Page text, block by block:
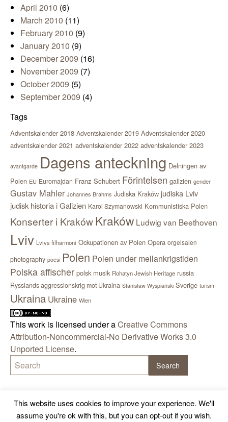
April 2010 (6)
March 2010 (11)
February 2010 (9)
January 2010 (9)
December 2009 (16)
November 2009 (7)
October 2009 (5)
September 2009 (4)
Tags
Adventskalender 2018 Adventskalender 2019 Adventskalender 2020
adventskalender 2021 adventskalender 2022 adventskalender 2023
avantgarde Dagens anteckning Delningen av
Polen EU Euromajdan Franz Schubert Förintelsen galizien gender
Gustav Mahler Johannes Brahms Judiska Kraków judiska Lviv
judisk historia i Galizien Karol Szymanowski Kommunistiska Polen
Konserter i KrakówKraków Ludwig van Beethoven
Lviv Lvivs filharmoni Ockupationen av Polen Opera orgelsalen
photography poesi Polen Polen under mellankrigstiden
Polska affischer polsk musik Rohatyn Jewish Heritage russia
Rysslands aggressionskrig mot Ukraina Stanisław Wyspiański Sverige turism
Ukraina Ukraine Wien
This work is licensed under aCreative Commons
Attribution-Noncommercial-No Derivative Works 3.0
Unported License.
This website uses cookies to improve your experience. We'll
assume you're ok with this, but you can opt-out if you wish.